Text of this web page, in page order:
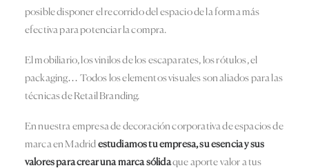
posible disponer el recorrido del espacio de la forma más
efectiva para potenciar la compra.
El mobiliario, los vinilos de los escaparates, los rótulos, el
packaging… Todos los elementos visuales son aliados para las
técnicas de Retail Branding.
En nuestra empresa de decoración corporativa de espacios de
marca en Madrid estudiamos tu empresa, su esencia y sus
valores para crear una marca sólidaque aporte valor a tus